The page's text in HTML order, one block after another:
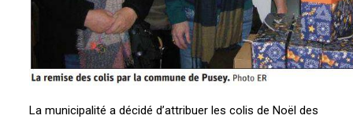
La municipalité a décidé d’attribuer les colis de Noël des